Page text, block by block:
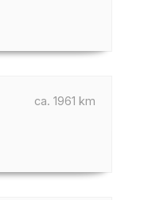
ca. 1961 km